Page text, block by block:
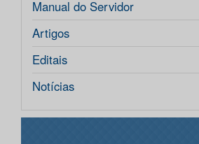
Manual do Servidor
Artigos
Editais
Notícias